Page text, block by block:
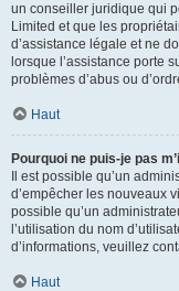
un conseiller juridique qui
Limited et que les
d’assistance légale et ne
lorsque l’assistance porte
problèmes d’abus ou
Haut
Pourquoi ne puis-je pas
Il est possible qu’un
d’empêcher les nouveaux
possible qu’un
l’utilisation du nom
d’informations, veuillez
Haut